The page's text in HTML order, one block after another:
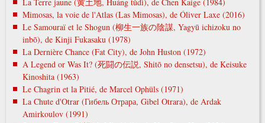
La Terre jaune (黄土地, Huáng tǔdì), de Chen Kaige (1984)
Mimosas, la voie de l'Atlas (Las Mimosas), de Óliver Laxe (2016)
Le Samouraï et le Shogun (柳生一族の陰謀, Yagyū ichizoku no
inbō), de Kinji Fukasaku (1978)
La Dernière Chance (Fat City), de John Huston (1972)
A Legend or Was It? (死闘の伝説, Shitō no densetsu), de Keisuke
Kinoshita (1963)
Le Chagrin et la Pitié, de Marcel Ophüls (1971)
La Chute d'Otrar (Гибель Отрара, Gibel Otrara), de Ardak
Amirkoulov (1991)